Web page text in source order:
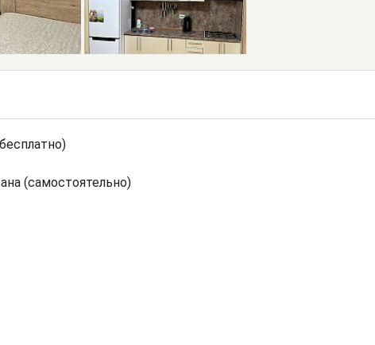
(самостоятельно)